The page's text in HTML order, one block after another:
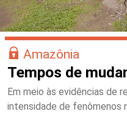
Amazônia
Tempos de
Em meio às evidências de
intensidade de fenômenos